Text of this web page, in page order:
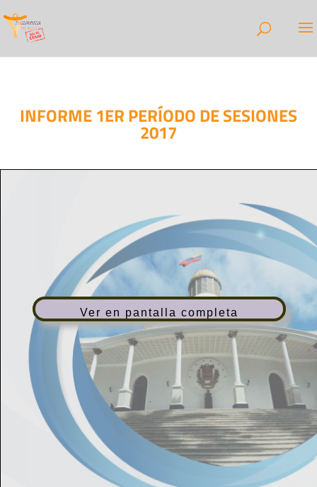
INFORME 1ER PERÍODO DE SESIONES
2017
Ver en pantalla completa